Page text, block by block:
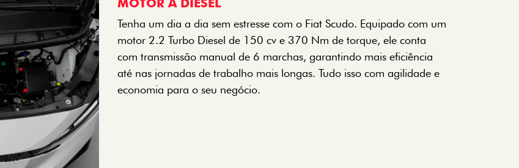
Tenha um dia a dia sem estresse com o Fiat Scudo. Equipado com um
motor 2.2 Turbo Diesel de 150 cv e 370 Nm de torque, ele conta
com transmissão manual de 6 marchas, garantindo mais eficiência
até nas jornadas de trabalho mais longas. Tudo isso com agilidade e
economia para o seu negócio.